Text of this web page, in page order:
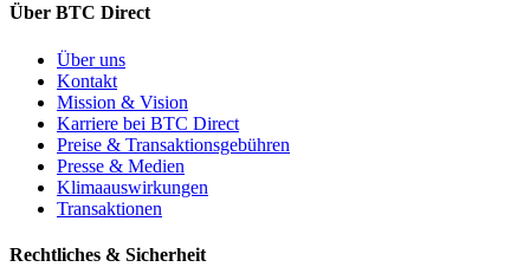
Über BTC Direct
Über uns
Kontakt
Mission & Vision
Karriere bei BTC Direct
Preise & Transaktionsgebühren
Presse & Medien
Klimaauswirkungen
Transaktionen
Rechtliches & Sicherheit